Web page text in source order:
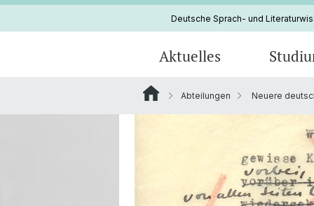
Deutsche Sprach- und
Aktuelles
Abteilungen Neuere